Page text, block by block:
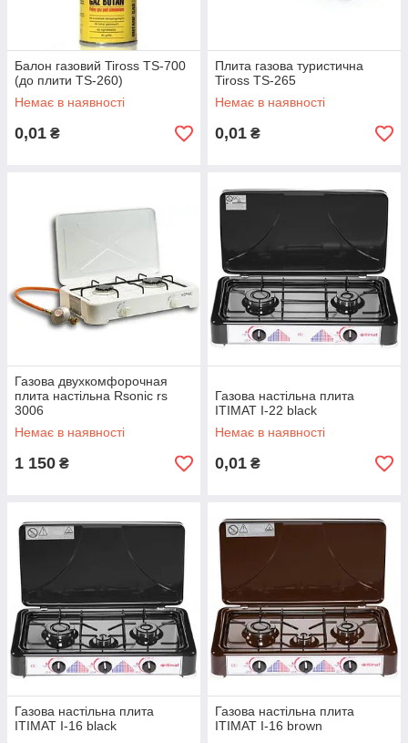
Балон газовий Tiross TS-700
(до плити TS-260)
Немає в наявності
0,01 ₴
Плита газова туристична
Tiross TS-265
Немає в наявності
0,01 ₴
Газова двухкомфорочная
плита настільна Rsonic rs
3006
Немає в наявності
1 150 ₴
Газова настільна плита
ITIMAT I-22 black
Немає в наявності
0,01 ₴
Газова настільна плита
ITIMAT I-16 black
Газова настільна плита
ITIMAT I-16 brown